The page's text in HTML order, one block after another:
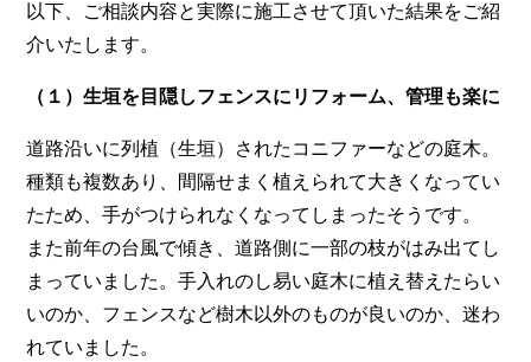
以下、ご相談内容と実際に施工させて頂いた結果をご紹
介いたします。
（１）生垣を目隠しフェンスにリフォーム、管理も楽に
道路沿いに列植（生垣）されたコニファーなどの庭木。
種類も複数あり、間隔せまく植えられて大きくなってい
たため、手がつけられなくなってしまったそうです。
また前年の台風で傾き、道路側に一部の枝がはみ出てし
まっていました。手入れのし易い庭木に植え替えたらい
いのか、フェンスなど樹木以外のものが良いのか、迷わ
れていました。